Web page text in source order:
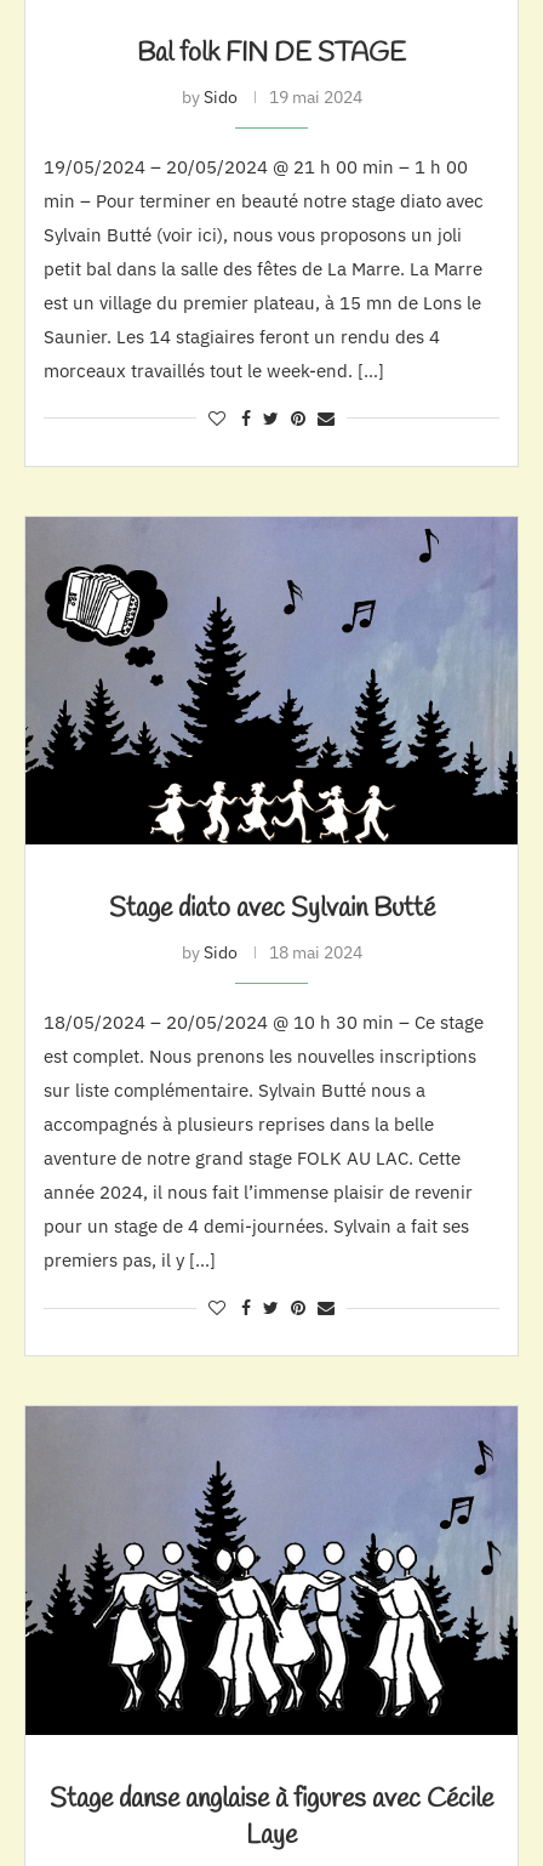
Bal folk FIN DE STAGE
bySido 19 mai 2024
19/05/2024 – 20/05/2024 @ 21 h 00 min – 1 h 00
min – Pour terminer en beauté notre stage diato avec
Sylvain Butté (voir ici), nous vous proposons un joli
petit bal dans la salle des fêtes de La Marre. La Marre
est un village du premier plateau, à 15 mn de Lons le
Saunier. Les 14 stagiaires feront un rendu des 4
morceaux travaillés tout le week-end. […]
Stage diato avec Sylvain Butté
bySido 18 mai 2024
18/05/2024 – 20/05/2024 @ 10 h 30 min – Ce stage
est complet. Nous prenons les nouvelles inscriptions
sur liste complémentaire. Sylvain Butté nous a
accompagnés à plusieurs reprises dans la belle
aventure de notre grand stage FOLK AU LAC. Cette
année 2024, il nous fait l’immense plaisir de revenir
pour un stage de 4 demi-journées. Sylvain a fait ses
premiers pas, il y […]
Stage danse anglaise à figures avec Cécile
Laye